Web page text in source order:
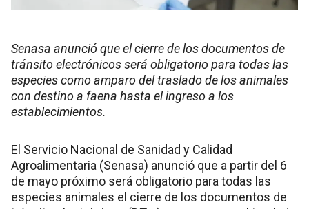
Senasa anunció que el cierre de los documentos de
tránsito electrónicos será obligatorio para todas las
especies como amparo del traslado de los animales
con destino a faena hasta el ingreso a los
establecimientos.
El Servicio Nacional de Sanidad y Calidad
Agroalimentaria (Senasa) anunció que a partir del 6
de mayo próximo será obligatorio para todas las
especies animales el cierre de los documentos de